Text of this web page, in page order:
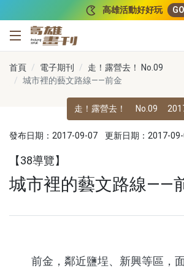
高雄活動好好玩 GO
高雄畫刊
首頁 電子期刊
走！露營去！ No.09
城市裡的藝文路線——前金
走！露營去！ No.09
發布日期：2017-09-07 更新日期：2017-
【38導覽】
城市裡的藝文路線——
前金，鄰近鹽埕、新興等區，